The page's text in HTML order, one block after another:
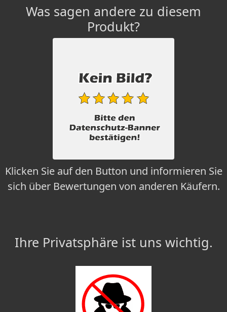
Was sagen andere zu diesem
Produkt?
Klicken Sie auf den Button und informieren Sie
sich über Bewertungen von anderen Käufern.
Ihre Privatsphäre ist uns wichtig.